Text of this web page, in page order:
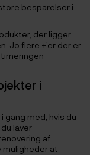
besparelser i
der ligger
Jo flere +’er der er
i
gang med, hvis du
laver
af
muligheder at